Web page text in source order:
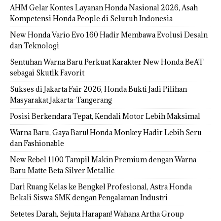
AHM Gelar Kontes Layanan Honda Nasional 2026, Asah
Kompetensi Honda People di Seluruh Indonesia
New Honda Vario Evo 160 Hadir Membawa Evolusi Desain
dan Teknologi
Sentuhan Warna Baru Perkuat Karakter New Honda BeAT
sebagai Skutik Favorit
Sukses di Jakarta Fair 2026, Honda Bukti Jadi Pilihan
Masyarakat Jakarta-Tangerang
Posisi Berkendara Tepat, Kendali Motor Lebih Maksimal
Warna Baru, Gaya Baru! Honda Monkey Hadir Lebih Seru
dan Fashionable
New Rebel 1100 Tampil Makin Premium dengan Warna
Baru Matte Beta Silver Metallic
Dari Ruang Kelas ke Bengkel Profesional, Astra Honda
Bekali Siswa SMK dengan Pengalaman Industri
Setetes Darah, Sejuta Harapan! Wahana Artha Group